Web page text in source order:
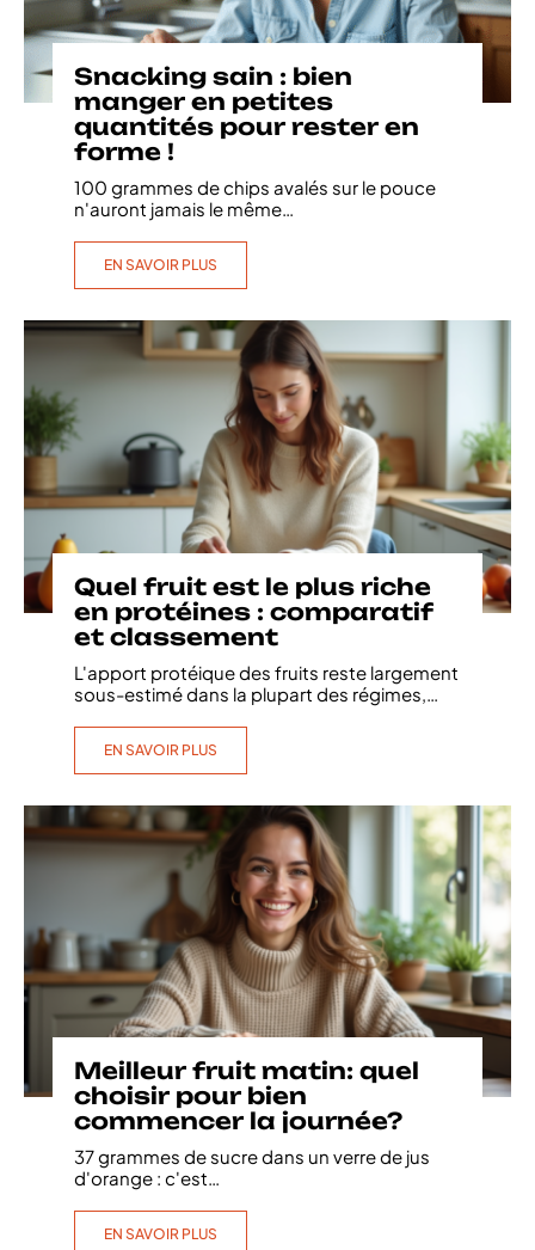
Snacking sain : bien
manger en petites
quantités pour rester en
forme !
100 grammes de chips avalés sur le pouce
n'auront jamais le même
EN SAVOIR PLUS
Quel fruit est le plus riche
en protéines : comparatif
et classement
L'apport protéique des fruits reste largement
sous-estimé dans la plupart des régimes,
EN SAVOIR PLUS
Meilleur fruit matin: quel
choisir pour bien
commencer la journée?
37 grammes de sucre dans un verre de jus
d'orange : c'est…
EN SAVOIR PLUS